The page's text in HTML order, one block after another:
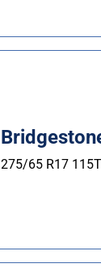
275/65 R17 115T